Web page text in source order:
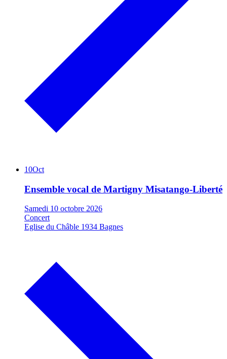
10Oct
Ensemble vocal de Martigny Misatango-Liberté
Samedi 10 octobre 2026
Concert
Eglise du Châble 1934 Bagnes